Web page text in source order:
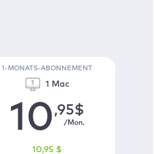
1-MONATS-ABONNEMENT
1 Mac
10,95$
/Mon.
10,95 $